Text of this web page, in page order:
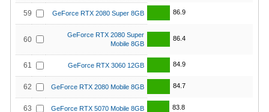
59 GeForce RTX 2080 Super 8GB 86.9
60
GeForce RTX 2080 Super
Mobile 8GB
86.4
61 GeForce RTX 3060 12GB 84.9
62 GeForce RTX 2080 Mobile 8GB 84.7
63 GeForce RTX 5070 Mobile 8GB 83.8